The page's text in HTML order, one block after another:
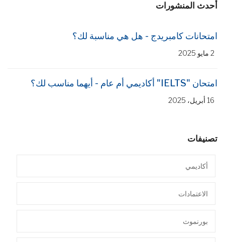
أحدث المنشورات
امتحانات كامبريدج - هل هي مناسبة لك؟
2 مايو 2025
امتحان "IELTS" أكاديمي أم عام - أيهما مناسب لك؟
16 أبريل، 2025
تصنيفات
أكاديمي
الاعتمادات
بورنموث